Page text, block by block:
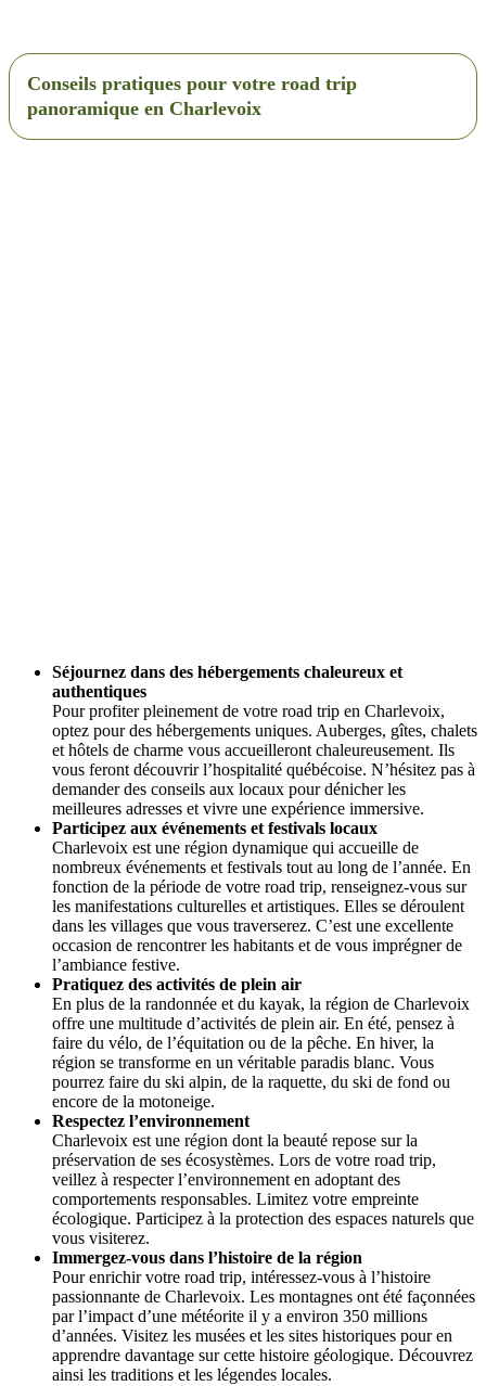
Conseils pratiques pour votre road trip
panoramique en Charlevoix
Séjournez dans des hébergements chaleureux et
authentiques
Pour profiter pleinement de votre road trip en Charlevoix,
optez pour des hébergements uniques. Auberges, gîtes, chalets
et hôtels de charme vous accueilleront chaleureusement. Ils
vous feront découvrir l’hospitalité québécoise. N’hésitez pas à
demander des conseils aux locaux pour dénicher les
meilleures adresses et vivre une expérience immersive.
Participez aux événements et festivals locaux
Charlevoix est une région dynamique qui accueille de
nombreux événements et festivals tout au long de l’année. En
fonction de la période de votre road trip, renseignez-vous sur
les manifestations culturelles et artistiques. Elles se déroulent
dans les villages que vous traverserez. C’est une excellente
occasion de rencontrer les habitants et de vous imprégner de
l’ambiance festive.
Pratiquez des activités de plein air
En plus de la randonnée et du kayak, la région de Charlevoix
offre une multitude d’activités de plein air. En été, pensez à
faire du vélo, de l’équitation ou de la pêche. En hiver, la
région se transforme en un véritable paradis blanc. Vous
pourrez faire du ski alpin, de la raquette, du ski de fond ou
encore de la motoneige.
Respectez l’environnement
Charlevoix est une région dont la beauté repose sur la
préservation de ses écosystèmes. Lors de votre road trip,
veillez à respecter l’environnement en adoptant des
comportements responsables. Limitez votre empreinte
écologique. Participez à la protection des espaces naturels que
vous visiterez.
Immergez-vous dans l’histoire de la région
Pour enrichir votre road trip, intéressez-vous à l’histoire
passionnante de Charlevoix. Les montagnes ont été façonnées
par l’impact d’une météorite il y a environ 350 millions
d’années. Visitez les musées et les sites historiques pour en
apprendre davantage sur cette histoire géologique. Découvrez
ainsi les traditions et les légendes locales.